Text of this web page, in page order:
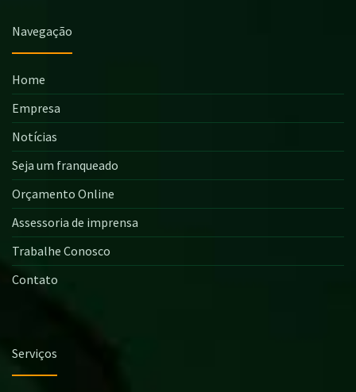
Navegação
Home
Empresa
Notícias
Seja um franqueado
Orçamento Online
Assessoria de imprensa
Trabalhe Conosco
Contato
Serviços